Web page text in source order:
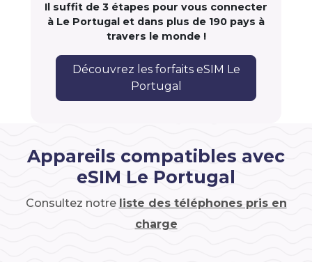
Il suffit de 3 étapes pour vous connecter
à Le Portugal et dans plus de 190 pays à
travers le monde !
Découvrez les forfaits eSIM Le
Portugal
Appareils compatibles avec
eSIM Le Portugal
Consultez notre liste des téléphones pris en
charge